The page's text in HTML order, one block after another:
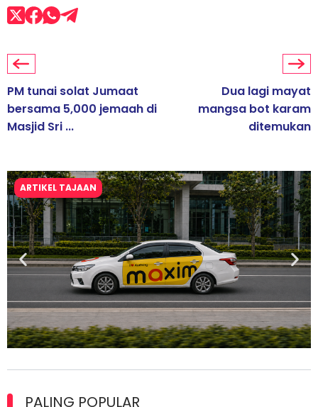
PM tunai solat Jumaat
bersama 5,000 jemaah di
Masjid Sri ...
Dua lagi mayat
mangsa bot karam
ditemukan
ARTIKEL TAJAAN
lesen separuh pertama 2026
PALING POPULAR